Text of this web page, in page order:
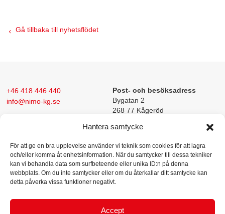
Hantera samtycke
För att ge en bra upplevelse använder vi teknik som cookies för att lagra
och/eller komma åt enhetsinformation. När du samtycker till dessa tekniker
kan vi behandla data som surfbeteende eller unika ID:n på denna
webbplats. Om du inte samtycker eller om du återkallar ditt samtycke kan
detta påverka vissa funktioner negativt.
Accept
Gå tillbaka till nyhetsflödet
+46 418 446 440
info@nimo-kg.se
Post- och besöksadress
Bygatan 2
268 77 Kågeröd